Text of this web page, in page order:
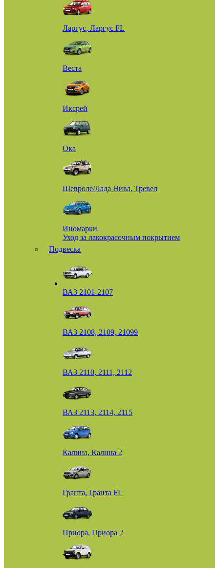
Ларгус, Ларгус FL
Веста
Иксрей
Ока
Шевроле/Лада Нива, Тревел
Иномарки
Уход за лакокрасочным покрытием
Подвеска
ВАЗ 2101-2107
ВАЗ 2108, 2109, 21099
ВАЗ 2110, 2111, 2112
ВАЗ 2113, 2114, 2115
Калина, Калина 2
Гранта, Гранта FL
Приора, Приора 2